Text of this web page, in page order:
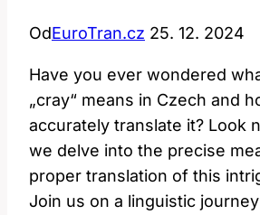
OdEuroTran.cz 25. 12. 2024
Have you ever wondered
„cray“ means in Czech and
accurately translate it? Look
we delve into the precise
proper translation of this
Join us on a linguistic